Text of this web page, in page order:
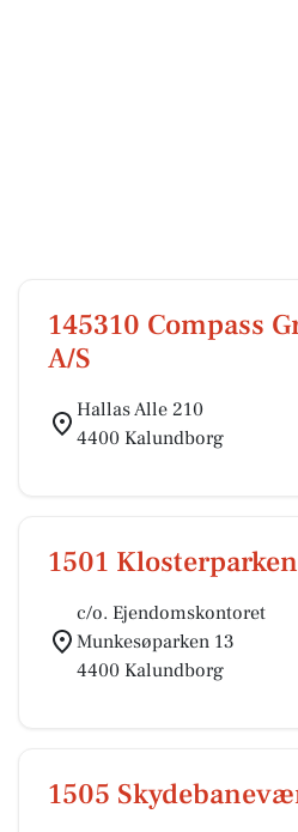
145310 Compass
A/S
Hallas Alle 210
4400 Kalundborg
1501 Klosterparken
c/o. Ejendomskontoret
Munkesøparken 13
4400 Kalundborg
1505